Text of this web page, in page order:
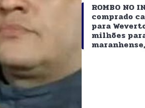
ROMBO NO
comprado
para
milhões